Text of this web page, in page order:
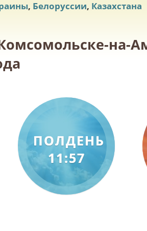
, Белоруссии, Казахстана
на-
ПОЛДЕНЬ
11:57